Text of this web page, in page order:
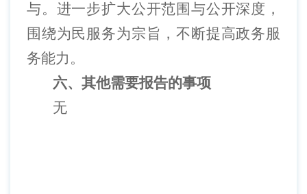
与。进一步扩大公开范围与公开深度，
围绕为民服务为宗旨，不断提高政务服
务能力。
六、其他需要报告的事项
无